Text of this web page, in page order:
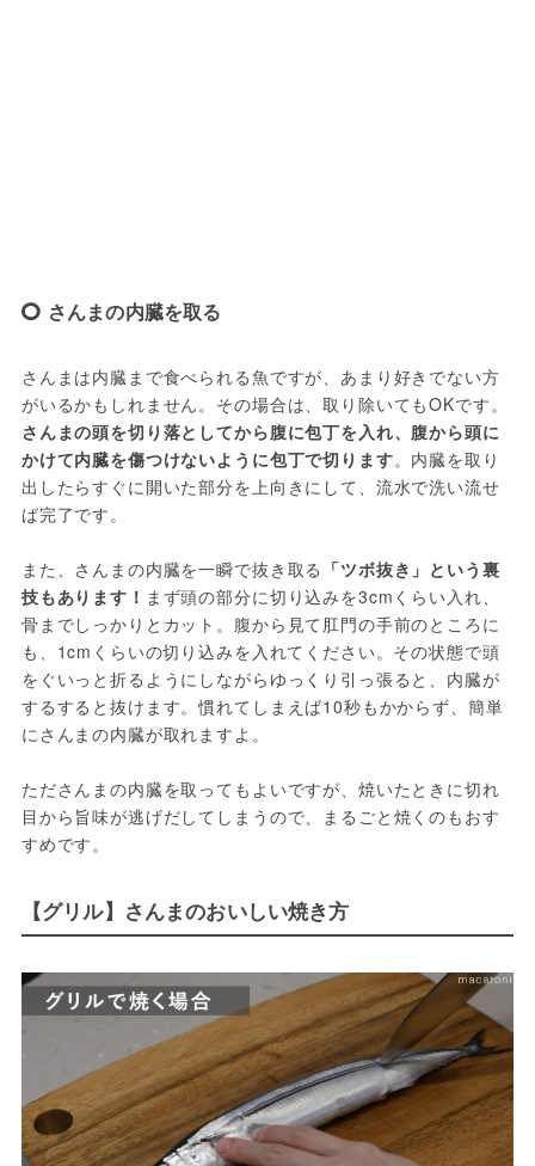
さんまの内臓を取る
さんまは内臓まで食べられる魚ですが、あまり好きでない方
がいるかもしれません。その場合は、取り除いてもOKです。
さんまの頭を切り落としてから腹に包丁を入れ、腹から頭に
かけて内臓を傷つけないように包丁で切ります。内臓を取り
出したらすぐに開いた部分を上向きにして、流水で洗い流せ
ば完了です。
また、さんまの内臓を一瞬で抜き取る 「ツボ抜き」という裏
技もあります！ まず頭の部分に切り込みを3cmくらい入れ、
骨までしっかりとカット。腹から見て肛門の手前のところに
も、1cmくらいの切り込みを入れてください。その状態で頭
をぐいっと折るようにしながらゆっくり引っ張ると、内臓が
するすると抜けます。慣れてしまえば10秒もかからず、簡単
にさんまの内臓が取れますよ。
たださんまの内臓を取ってもよいですが、焼いたときに切れ
目から旨味が逃げだしてしまうので、まるごと焼くのもおす
すめです。
【グリル】さんまのおいしい焼き方